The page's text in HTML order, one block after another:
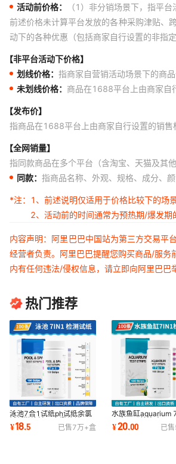
活动前价格：
（1）非分销场景下，指平
前述价格未计算平台发放的各种采购津贴、
动下的各种优惠（包括商家自行设置的非指
【非平台活动下价格】
划线价格： 指商家自营销活动场景下的商
未划线价格： 商品在1688平台上由商家自
【发布价】
指商品在1688平台上由商家自行设置的销售
【全网销量】
指同款商品在多个平台（含淘宝、天猫及其
同款： 指商品名称、外观、规格、成分、
*注：
1、前述说明仅适用于价格比较下的场景
2、活动前的时间通常为预热期/爆发期
内容声明：阿里巴巴中国站为第三方交易平
经营者负责。阿里巴巴提醒您购买商品/服
内有任何违法/侵权信息，请立即向阿里巴巴
热门推荐
泳池7合1试纸ph试纸余氯
试纸游泳池亚马逊热销100
条水质检测试纸
¥18.5 已售7万+盒
水族鱼缸aquarium
易出口跨境电商亚马
100条检测试纸
¥20.00 已售